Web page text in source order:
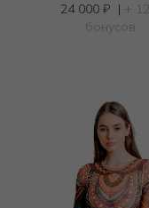
24 000 ₽ | +
бонусов